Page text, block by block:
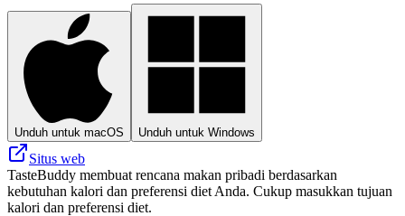
Unduh untuk macOS Unduh untuk Windows
Situs web
TasteBuddy membuat rencana makan pribadi berdasarkan
kebutuhan kalori dan preferensi diet Anda. Cukup masukkan tujuan
kalori dan preferensi diet.